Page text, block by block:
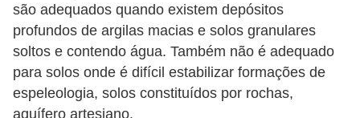
são adequados quando existem depósitos
profundos de argilas macias e solos granulares
soltos e contendo água. Também não é adequado
para solos onde é difícil estabilizar formações de
espeleologia, solos constituídos por rochas,
aquífero artesiano.